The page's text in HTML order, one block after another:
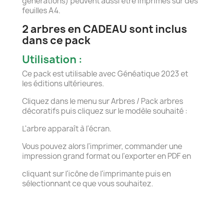
feuilles A4.
2 arbres en CADEAU sont inclus
dans ce pack
Utilisation :
Ce pack est utilisable avec Généatique 2023 et
les éditions ultérieures.
Cliquez dans le menu sur Arbres / Pack arbres
décoratifs puis cliquez sur le modèle souhaité :
L'arbre apparaît à l'écran.
Vous pouvez alors l'imprimer, commander une
impression grand format ou l'exporter en PDF en
cliquant sur l'icône de l'imprimante puis en
sélectionnant ce que vous souhaitez.